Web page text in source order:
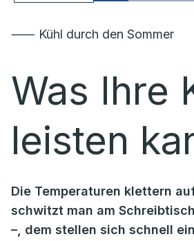
⸺ Kühl durch den Sommer
Was Ihre
leisten
Die Temperaturen klettern
schwitzt man am
–, dem stellen sich schnell